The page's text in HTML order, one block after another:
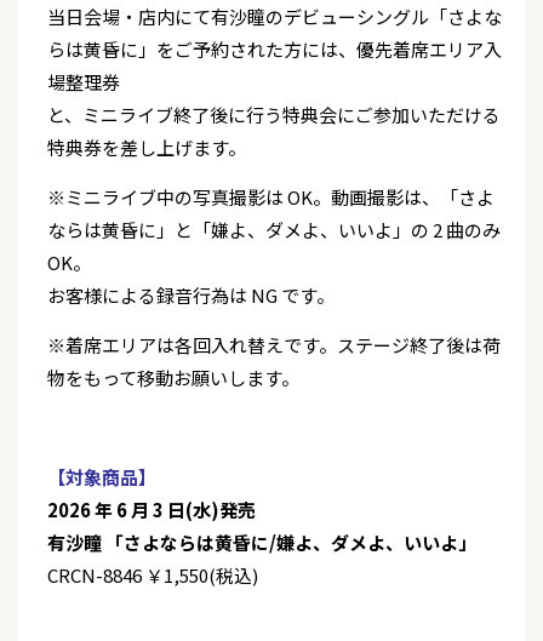
当日会場・店内にて有沙瞳のデビューシングル「さよな
らは黄昏に」をご予約された方には、優先着席エリア入
場整理券
と、ミニライブ終了後に行う特典会にご参加いただける
特典券を差し上げます。
※ミニライブ中の写真撮影は OK。動画撮影は、「さよ
ならは黄昏に」と「嫌よ、ダメよ、いいよ」の 2 曲のみ
OK。
お客様による録音行為は NG です。
※着席エリアは各回入れ替えです。ステージ終了後は荷
物をもって移動お願いします。
【対象商品】
2026 年 6 月 3 日(水)発売
有沙瞳 「さよならは黄昏に/嫌よ、ダメよ、いいよ」
CRCN-8846 ￥1,550(税込)